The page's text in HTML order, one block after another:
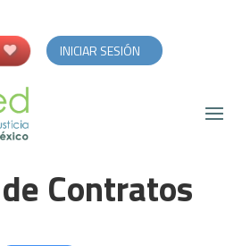
INICIAR SESIÓN
Contratos